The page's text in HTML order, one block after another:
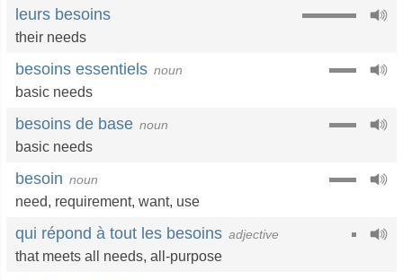
leurs besoins
their needs
besoins essentiels noun
basic needs
besoins de base noun
basic needs
besoin noun
need, requirement, want, use
qui répond à tout les besoins adjective
that meets all needs, all-purpose